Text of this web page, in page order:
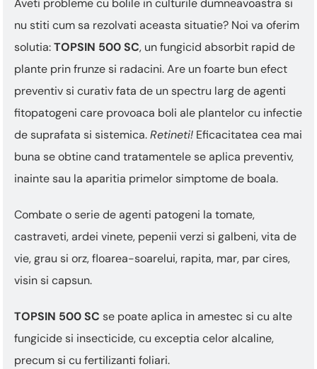
Aveti probleme cu bolile in culturile dumneavoastra si
nu stiti cum sa rezolvati aceasta situatie? Noi va oferim
solutia:TOPSIN 500 SC, un fungicid absorbit rapid de
plante prin frunze si radacini. Are un foarte bun efect
preventiv si curativ fata de un spectru larg de agenti
fitopatogeni care provoaca boli ale plantelor cu infectie
de suprafata si sistemica.Retineti! Eficacitatea cea mai
buna se obtine cand tratamentele se aplica preventiv,
inainte sau la aparitia primelor simptome de boala.
Combate o serie de agenti patogeni la tomate,
castraveti, ardei vinete, pepenii verzi si galbeni, vita de
vie, grau si orz, floarea-soarelui, rapita, mar, par cires,
visin si capsun.
TOPSIN 500 SC se poate aplica in amestec si cu alte
fungicide si insecticide, cu exceptia celor alcaline,
precum si cu fertilizanti foliari.